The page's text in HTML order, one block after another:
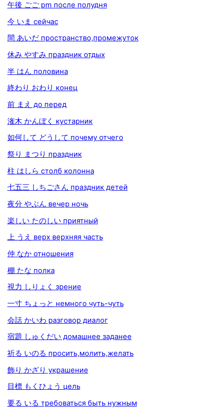
午後 ごご pm после полудня
今 いま сейчас
間 あいだ пространство,промежуток
休み やすみ праздник отдых
半 はん половина
終わり おわり конец
前 まえ до перед
潅木 かんぼく кустарник
如何して どうして почему отчего
祭り まつり праздник
柱 はしら столб колонна
七五三 しちごさん праздник детей
夜分 やぶん вечер ночь
楽しい たのしい приятный
上 うえ верх верхняя часть
仲 なか отношения
棚 たな полка
視力 しりょく зрение
一寸 ちょっと немного чуть-чуть
会話 かいわ разговор диалог
宿題 しゅくだい домашнее заданее
祈る いのる просить,молить,желать
飾り かざり украшение
目標 もくひょう цель
要る いる требоваться быть нужным